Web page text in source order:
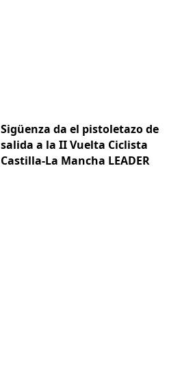
Sigüenza da el pistoletazo de
salida a la II Vuelta Ciclista
Castilla-La Mancha LEADER